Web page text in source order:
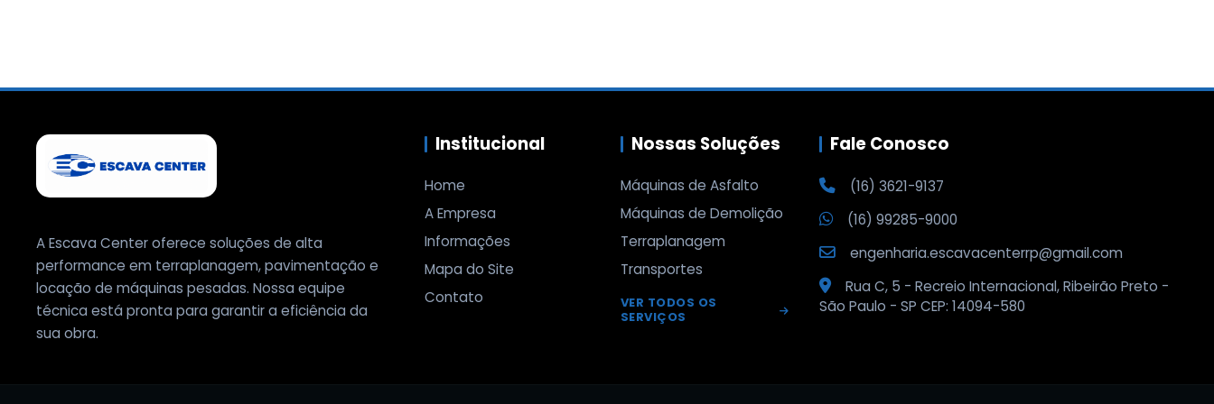
A Escava Center oferece soluções de alta
performance em terraplanagem, pavimentação e
locação de máquinas pesadas. Nossa equipe
técnica está pronta para garantir a eficiência da
sua obra.
Institucional
Home
A Empresa
Informações
Mapa do Site
Contato
Nossas Soluções
Máquinas de Asfalto
Máquinas de Demolição
Terraplanagem
Transportes
VER TODOS OS
SERVIÇOS
Fale Conosco
(16) 3621-9137
(16) 99285-9000
engenharia.escavacenterrp@gmail.com
Rua C, 5 - Recreio Internacional, Ribeirão Preto -
São Paulo - SP CEP: 14094-580